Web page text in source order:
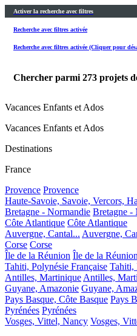
Activer la recherche avec filtres
Recherche avec filtres activée
Recherche avec filtres activée (Cliquer pour
Chercher parmi 273 projets
Vacances Enfants et Ados
Vacances Enfants et Ados
Destinations
France
Provence Provence
Haute-Savoie, Savoie, Vercors,
Bretagne - Normandie Bretagne -
Côte Atlantique Côte Atlantique
Auvergne, Cantal... Auvergne,
Corse Corse
Île de la Réunion Île de la
Tahiti, Polynésie Française Tahiti,
Antilles, MartiniqueAntilles,
Guyane, Amazonie Guyane,
Pays Basque, Côte Basque Pays
Pyrénées Pyrénées
Vosges, Vittel, Nancy Vosges,